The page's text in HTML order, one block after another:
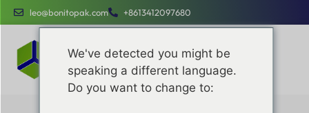
leo@bonitopak.com +8613412097680
We've detected you might be
speaking a different language.
Do you want to change to: